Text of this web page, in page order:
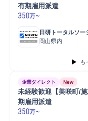
有期雇用派遣
350万~
日研トータルソ
岡山県内
も
企業ダイレクト New
未経験歓迎【美咲町/
期雇用派遣
350万~